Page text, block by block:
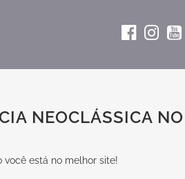
NEOCLÁSSICA
você está no melhor site!